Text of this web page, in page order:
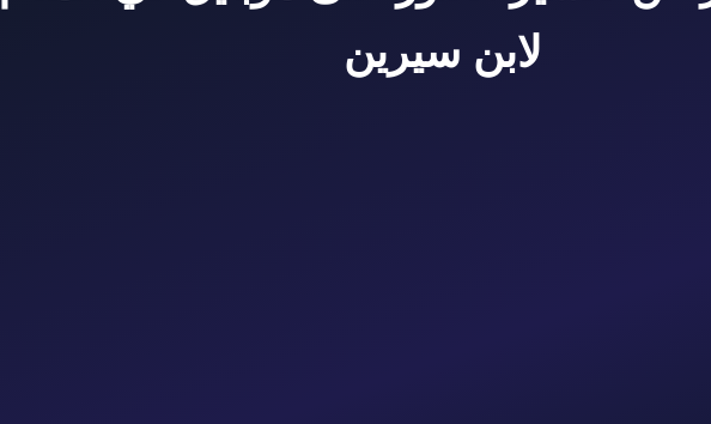
لابن سيرين